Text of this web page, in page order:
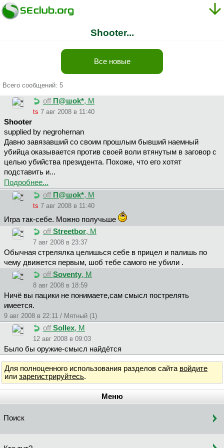
Shooter...
Все новые
Всего сообщений: 5
off П@шok*, М
ts 7 авг 2008 в 11:40
Shooter
supplied by negrohernan
Давно завязавший со своим прошлым бывший наемный
убийца оказывается против своей воли втянутым в заговор с
целью убийства президента. Похоже, что его хотят
подставить и...
Подробнее...
off П@шok*, М
ts 7 авг 2008 в 11:40
Игра так-себе. Можно получьше
off Streetbor, М
7 авг 2008 в 23:37
Обычная стрелялка целишься себе в прицел и палишь по
чему движется первым, шоб тебе самого не убили .
off Soventy, М
8 авг 2008 в 18:59
Ничё вы пацики не понимаете,сам смысл пострелять
имеется.
9 авг 2008 в 22:11 / Мятный (1)
off Sollex, М
12 авг 2008 в 09:03
Было бы оружие-смысл найдётся
Для полноценного использования разделов сайта войдите
или зарегистрируйтесь.
Меню
Поиск